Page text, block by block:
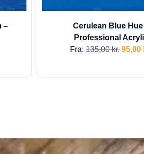
–
Cerulean Blue Hue
Professional
Fra:135,00kr. 95,00